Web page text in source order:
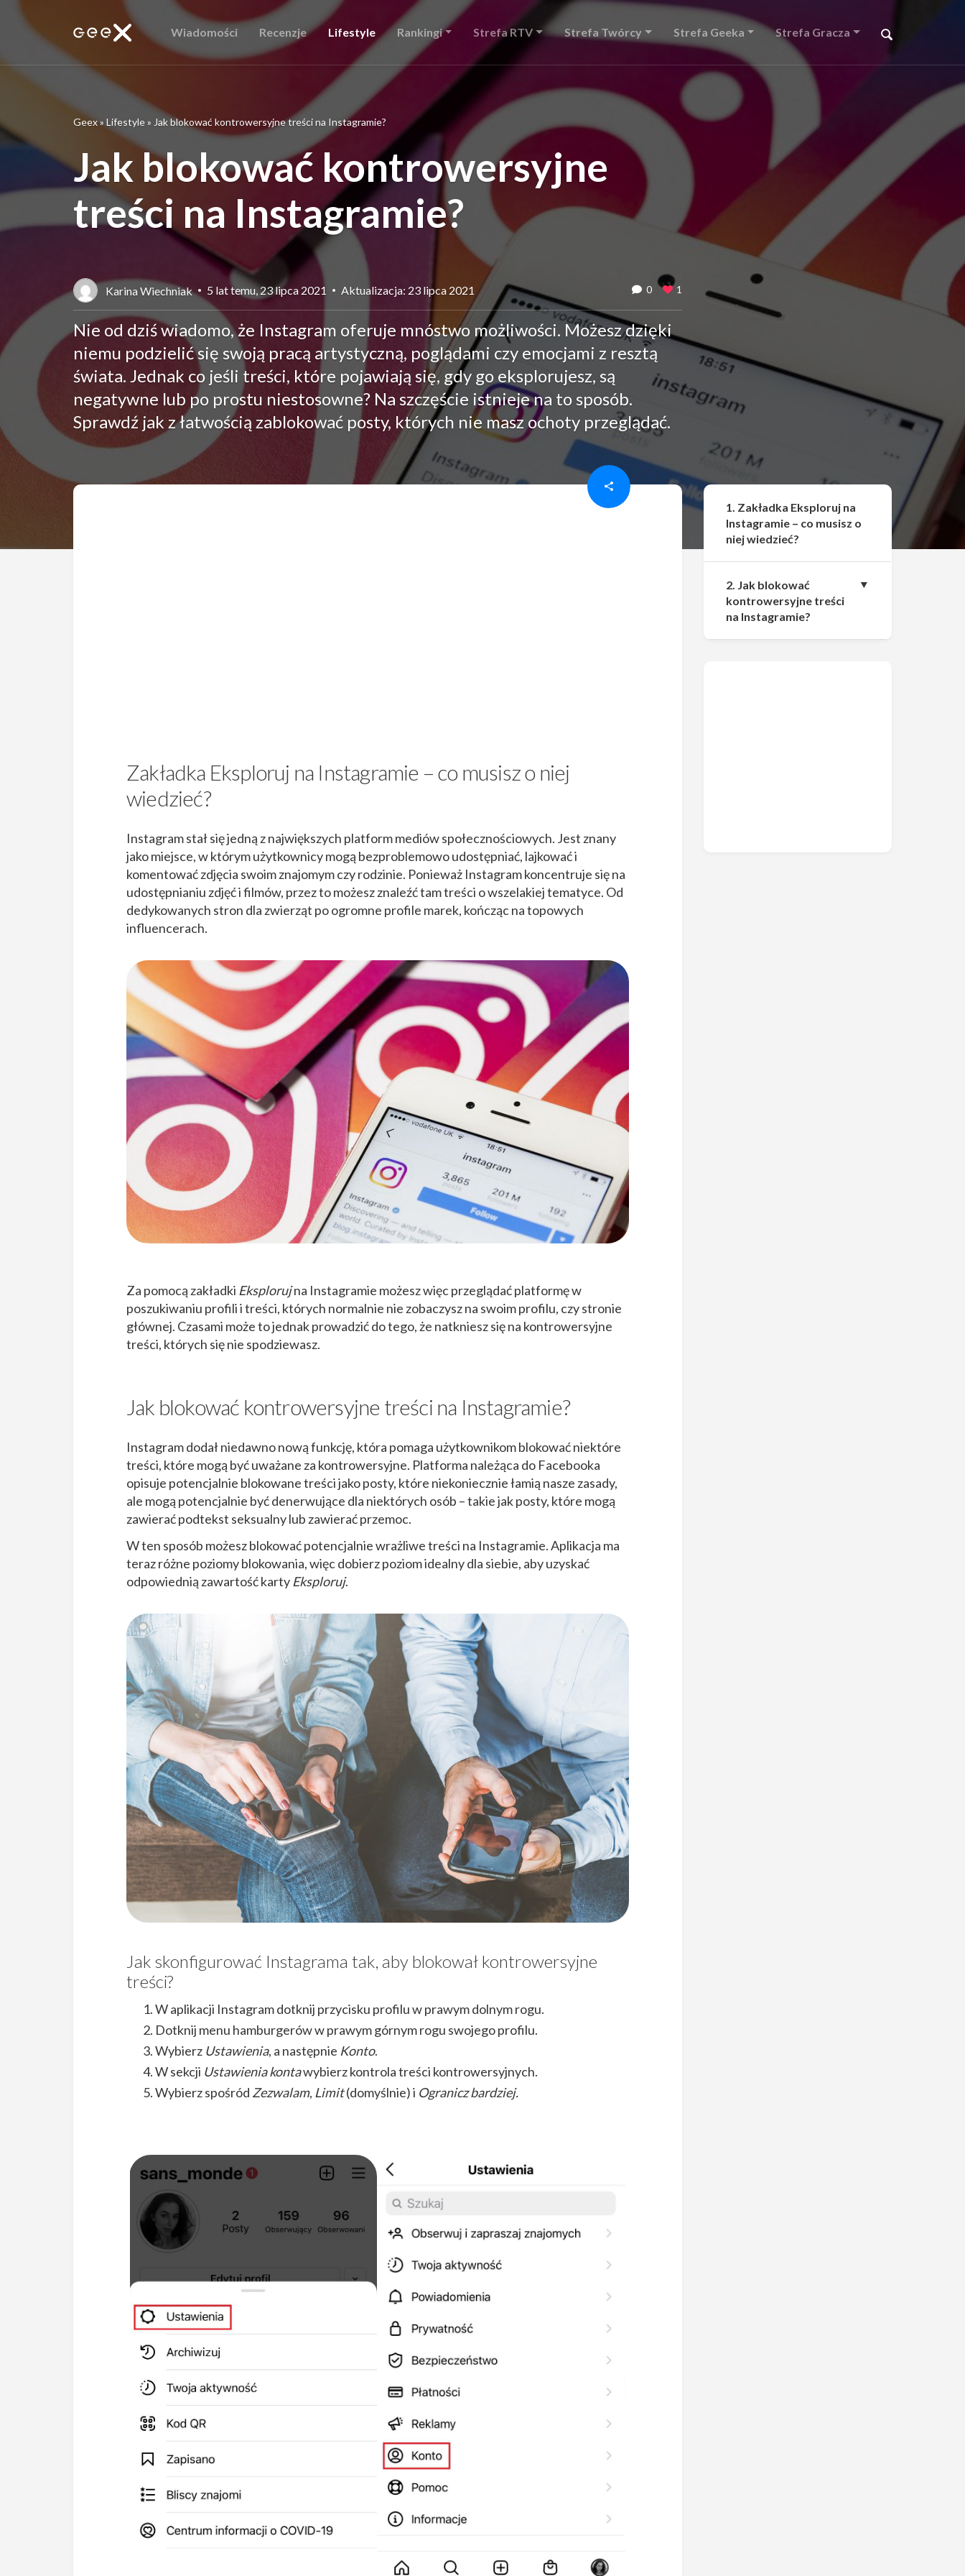
Wiadomości Recenzje Lifestyle Rankingi Strefa RTV Strefa Twórcy Strefa Geeka Strefa Gracza
Geex»Lifestyle» Jak blokować kontrowersyjne treści na Instagramie?
Jak blokować kontrowersyjne
treści na Instagramie?
Karina Wiechniak 5 lat temu, 23 lipca 2021 Aktualizacja: 23 lipca 2021 0 1
Nie od dziś wiadomo, że Instagram oferuje mnóstwo możliwości. Możesz dzięki
niemu podzielić się swoją pracą artystyczną, poglądami czy emocjami z resztą
świata. Jednak co jeśli treści, które pojawiają się, gdy go eksplorujesz, są
negatywne lub po prostu niestosowne? Na szczęście istnieje na to sposób.
Sprawdź jak z łatwością zablokować posty, których nie masz ochoty przeglądać.
Udostępnij
Zakładka Eksploruj na Instagramie – co musisz o niej
wiedzieć?
Instagram stał się jedną z największych platform mediów społecznościowych. Jest znany
jako miejsce, w którym użytkownicy mogą bezproblemowo udostępniać, lajkować i
komentować zdjęcia swoim znajomym czy rodzinie. Ponieważ Instagram koncentruje się na
udostępnianiu zdjęć i filmów, przez to możesz znaleźć tam treści o wszelakiej tematyce. Od
dedykowanych stron dla zwierząt po ogromne profile marek, kończąc na topowych
influencerach.
Za pomocą zakładki Eksplorujna Instagramie możesz więc przeglądać platformę w
poszukiwaniu profili i treści, których normalnie nie zobaczysz na swoim profilu, czy stronie
głównej. Czasami może to jednak prowadzić do tego, że natkniesz się na kontrowersyjne
treści, których się nie spodziewasz.
Jak blokować kontrowersyjne treści na Instagramie?
Instagram dodał niedawno nową funkcję, która pomaga użytkownikom blokować niektóre
treści, które mogą być uważane za kontrowersyjne. Platforma należąca do Facebooka
opisuje potencjalnie blokowane treści jako posty, które niekoniecznie łamią nasze zasady,
ale mogą potencjalnie być denerwujące dla niektórych osób – takie jak posty, które mogą
zawierać podtekst seksualny lub zawierać przemoc.
W ten sposób możesz blokować potencjalnie wrażliwe treści na Instagramie. Aplikacja ma
teraz różne poziomy blokowania, więc dobierz poziom idealny dla siebie, aby uzyskać
odpowiednią zawartość karty Eksploruj.
Jak skonfigurować Instagrama tak, aby blokował kontrowersyjne
treści?
W aplikacji Instagram dotknij przycisku profilu w prawym dolnym rogu.
Dotknij menu hamburgerów w prawym górnym rogu swojego profilu.
Wybierz Ustawienia, a następnie Konto.
W sekcji Ustawieniakontawybierz kontrola treści kontrowersyjnych.
Wybierz spośród Zezwalam, Limit(domyślnie) i Ogranicz bardziej.
1. Zakładka Eksploruj na
Instagramie – co musisz o
niej wiedzieć?
2. Jak blokować
kontrowersyjne treści
na Instagramie?